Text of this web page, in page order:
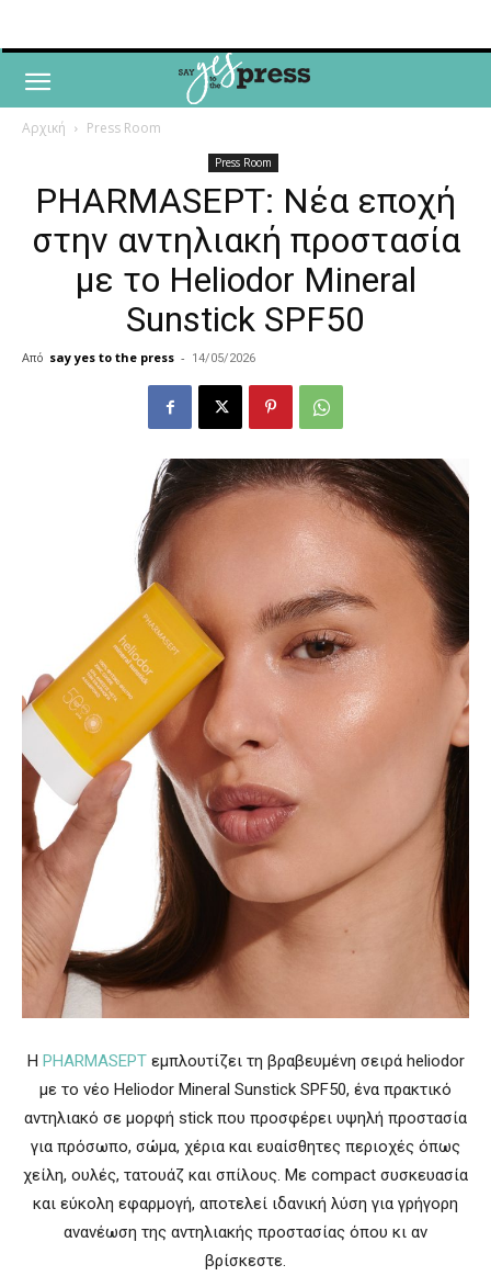
Αρχική Press Room
Press Room
PHARMASEPT: Νέα εποχή
στην αντηλιακή προστασία
με το Heliodor Mineral
Sunstick SPF50
Από say yes to the press - 14/05/2026
Η PHARMASEPTεμπλουτίζει τη βραβευμένη σειρά heliodor
με το νέο Heliodor Mineral Sunstick SPF50, ένα πρακτικό
αντηλιακό σε μορφή stick που προσφέρει υψηλή προστασία
για πρόσωπο, σώμα, χέρια και ευαίσθητες περιοχές όπως
χείλη, ουλές, τατουάζ και σπίλους. Με compact συσκευασία
και εύκολη εφαρμογή, αποτελεί ιδανική λύση για γρήγορη
ανανέωση της αντηλιακής προστασίας όπου κι αν
βρίσκεστε.